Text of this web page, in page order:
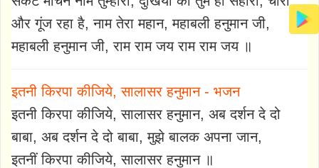
और गूंज रहा है, नाम तेरा महान, महाबली हनुमान जी,
महाबली हनुमान जी, राम राम जय राम राम जय ॥
इतनी किरपा कीजिये, सालासर हनुमान - भजन
इतनी किरपा कीजिये, सालासर हनुमान, अब दर्शन दे दो
बाबा, अब दर्शन दे दो बाबा, मुझे बालक अपना जान,
इतनीं किरपा कीजिये, सालासर हनुमान ॥